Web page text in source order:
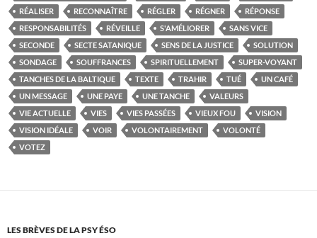
RÉALISER
RECONNAÎTRE RÉGLER RÉGNER
RÉPONSE
RESPONSABILITÉS
RÉVEILLE S'AMÉLIORER
SANS VICE
SECONDE
SECTE SATANIQUE SENS DE LA JUSTICE
SOLUTION
SONDAGE
SOUFFRANCES SPIRITUELLEMENT
SUPER-VOYANT
TANCHES DE LA BALTIQUE
TEXTE TRAHIR TUÉ
UN CAFÉ
UN MESSAGE
UNE PAYE UNE TANCHE
VALEURS
VIE ACTUELLE
VIES VIES PASSÉES VIEUX FOU
VISION
VISION IDÉALE
VOIR VOLONTAIREMENT
VOLONTÉ
VOTEZ
LES BRÈVES DE LA PSY ÉSO